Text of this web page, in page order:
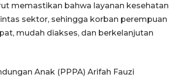
memastikan bahwa layanan kesehatan
sektor, sehingga korban perempuan
mudah diakses, dan berkelanjutan
Anak (PPPA) Arifah Fauzi